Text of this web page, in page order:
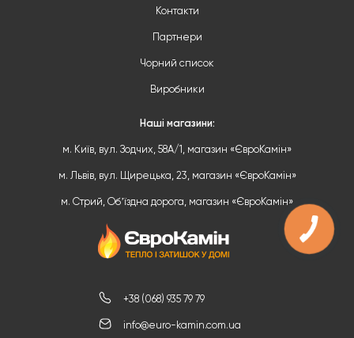
+38 (068) 935 79 79
info@euro-kamin.com.ua
Контакти
Партнери
Чорний список
Виробники
Наші магазини:
м. Київ, вул. Зодчих, 58А/1, магазин «ЄвроКамін»
м. Львів, вул. Щирецька, 23, магазин «ЄвроКамін»
м. Стрий, Обʼїздна дорога, магазин «ЄвроКамін»